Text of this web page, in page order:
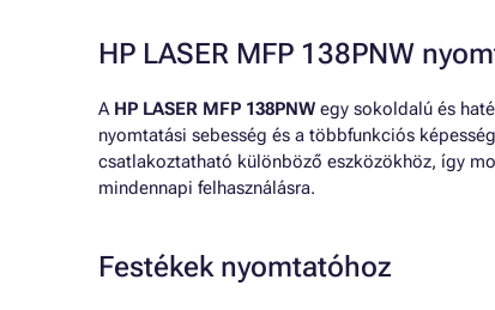
HP LASER MFP 138PNW
A HP LASER MFP 138PNW egy sokoldalú és
nyomtatási sebesség és a többfunkciós
csatlakoztatható különböző eszközökhöz, így
mindennapi felhasználásra.
Festékek nyomtatóhoz